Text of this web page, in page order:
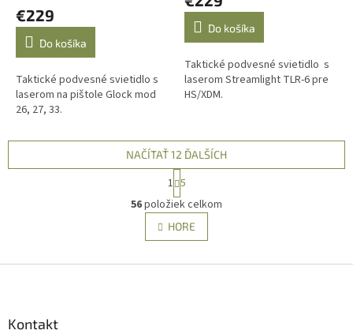
€229
Do košíka
Taktické podvesné svietidlo s
laserom na pištole Glock mod
26, 27, 33.
Do košíka
Taktické podvesné svietidlo s
laserom Streamlight TLR-6 pre
HS/XDM.
O
v
l
á
NAČÍTAŤ 12 ĎALŠÍCH
t
r
á
n
k
v
1 5
56položiek celkom
HORE
Kontakt